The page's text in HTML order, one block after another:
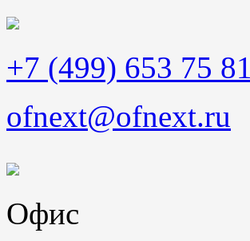
+7 (499) 653 75 81
ofnext@ofnext.ru
Офис